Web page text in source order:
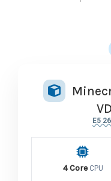
E5
4 Core CPU